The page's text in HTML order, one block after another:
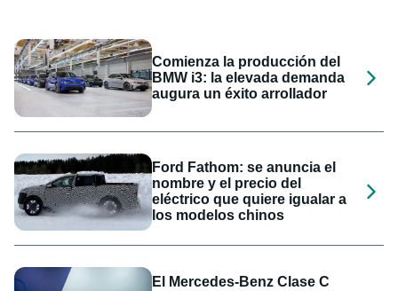
Comienza la producción del
BMW i3: la elevada demanda
augura un éxito arrollador
Ford Fathom: se anuncia el
nombre y el precio del
eléctrico que quiere igualar a
los modelos chinos
El Mercedes-Benz Clase C